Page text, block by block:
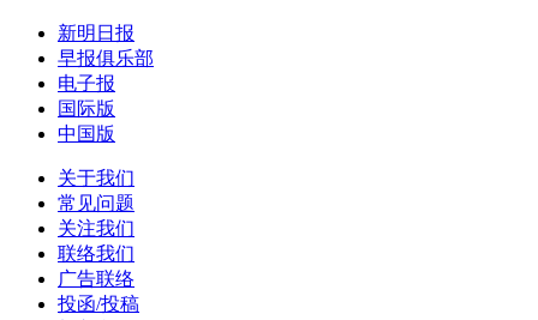
新明日报
早报俱乐部
电子报
国际版
中国版
关于我们
常见问题
关注我们
联络我们
广告联络
投函/投稿